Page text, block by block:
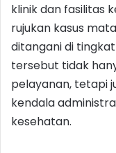
klinik dan fasilitas
rujukan kasus
ditangani di
tersebut tidak
pelayanan, tetapi
kendala
kesehatan.